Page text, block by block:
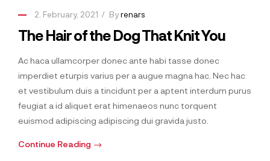
2. February, 2021 Byrenars
The Hair of the Dog That Knit You
Ac haca ullamcorper donec ante habi tasse donec
imperdiet eturpis varius per a augue magna hac. Nec hac
et vestibulum duis a tincidunt per a aptent interdum purus
feugiat a id aliquet erat himenaeos nunc torquent
euismod adipiscing adipiscing dui gravida justo.
Continue Reading